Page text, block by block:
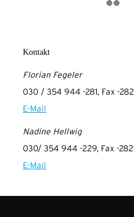
Kontakt
Florian Fegeler
030 / 354 944 -281, Fax -282
E-Mail
Nadine Hellwig
030/ 354 944 -229, Fax -282
E-Mail